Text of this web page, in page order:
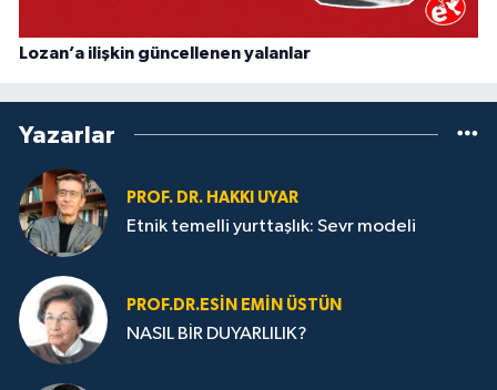
Lozan’a ilişkin güncellenen yalanlar
Yazarlar
PROF. DR. HAKKI UYAR
Etnik temelli yurttaşlık: Sevr modeli
PROF.DR.ESIN EMIN ÜSTÜN
NASIL BİR DUYARLILIK?